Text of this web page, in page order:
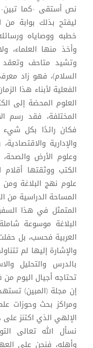
نص أستقى -كما تبين-
ليفتح بذلك بوابة
خطبه ووصاياه
وأخذ منها
وتشيد متاحف وتعقد
السلام)، فهو زاد
الفعلية لأبناء هذا
العلوم المحضة إلى
المختلفة، فقد رسم
فكان رائدًا بكل
والإدارية
وعلوم الأرض
الكتب ووثقتها
علوم نهج البلاغة
المساحة الدراسية من
المتمثل في هذا
البلاغة موسوعة
العربية فحسب، بل
والإشارة إليها لم
بالدرس والتحليل
تحتاجه أجيال اليوم
إن مجلة (المبين)
ومراكز بحث وحوزات
الإلهي الذي اكتنز
نسأل الله تعالى
وأهله، فنحن على